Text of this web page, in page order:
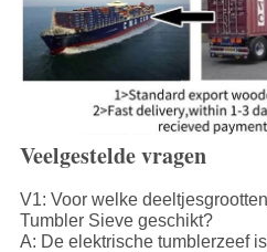
Veelgestelde vragen
V1: Voor welke
Tumbler Sieve geschikt?
A: De elektrische tumblerzeef